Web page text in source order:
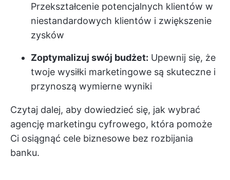
Przekształcenie potencjalnych klientów w
niestandardowych klientów i zwiększenie
zysków
Zoptymalizuj swój budżet: Upewnij się, że
twoje wysiłki marketingowe są skuteczne i
przynoszą wymierne wyniki
Czytaj dalej, aby dowiedzieć się, jak wybrać
agencję marketingu cyfrowego, która pomoże
Ci osiągnąć cele biznesowe bez rozbijania
banku.